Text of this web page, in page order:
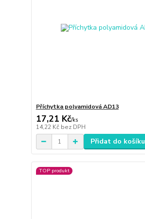
Příchytka polyamidová AD13
17,21 Kč/ks
14,22 Kč bez DPH
Přidat do košíku
TOP produkt